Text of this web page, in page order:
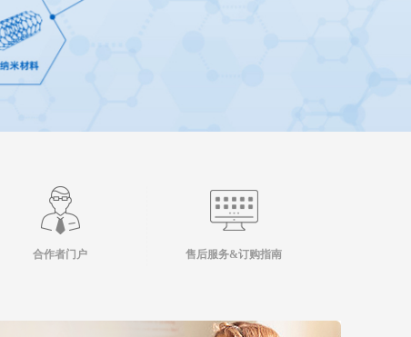
合作者门户 售后服务&订购指南